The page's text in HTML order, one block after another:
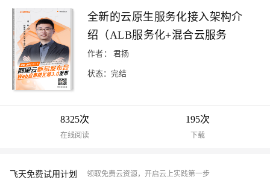
全新的云原生服务化接入架构介
绍（ALB服务化+混合云服务
化）
作者：君扬
状态：完结
8325次
在线阅读
195次
下载
飞天免费试用计划 领取免费云资源，开启云上实践第一步